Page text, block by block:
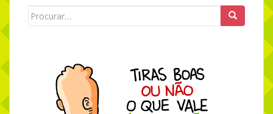
Search for: